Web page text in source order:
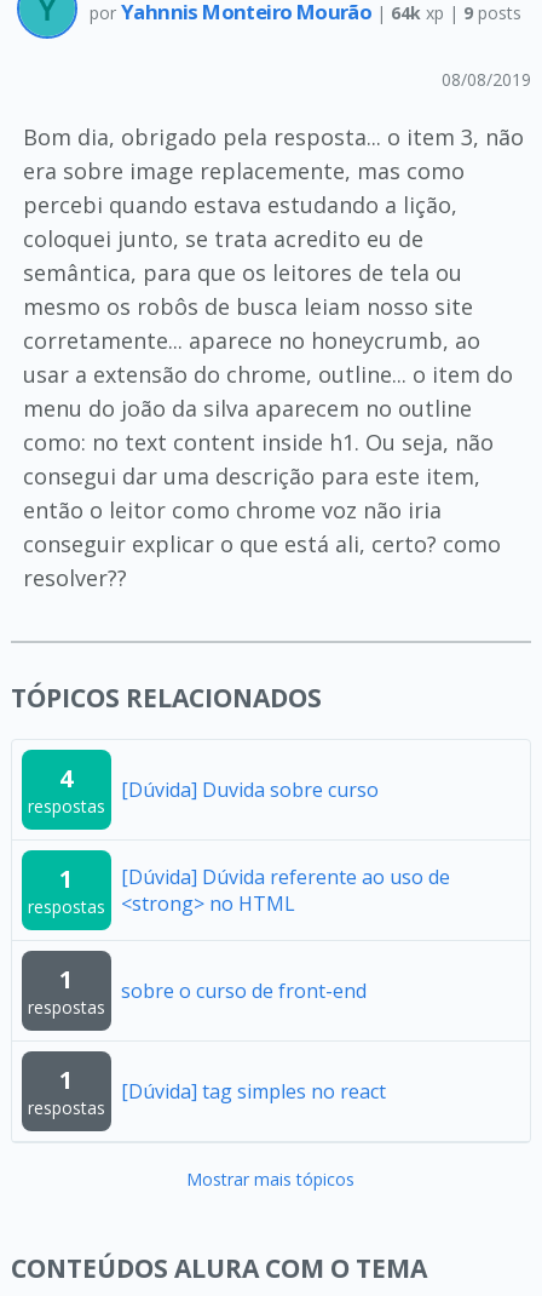
por Yahnnis Monteiro Mourão | 64k xp | 9posts
08/08/2019
Bom dia, obrigado pela resposta... o item 3, não
era sobre image replacemente, mas como
percebi quando estava estudando a lição,
coloquei junto, se trata acredito eu de
semântica, para que os leitores de tela ou
mesmo os robôs de busca leiam nosso site
corretamente... aparece no honeycrumb, ao
usar a extensão do chrome, outline... o item do
menu do joão da silva aparecem no outline
como: no text content inside h1. Ou seja, não
consegui dar uma descrição para este item,
então o leitor como chrome voz não iria
conseguir explicar o que está ali, certo? como
resolver??
TÓPICOS RELACIONADOS
4
respostas
[Dúvida] Duvida sobre curso
1
respostas
[Dúvida] Dúvida referente ao uso de
<strong> no HTML
1
respostas
sobre o curso de front-end
1
respostas
[Dúvida] tag simples no react
Mostrar mais tópicos
CONTEÚDOS ALURA COM O TEMA